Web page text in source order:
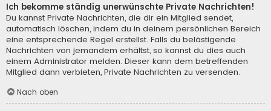
Ich bekomme ständig unerwünschte Private Nachrichten!
Du kannst Private Nachrichten, die dir ein Mitglied sendet,
automatisch löschen, indem du in deinem persönlichen Bereich
eine entsprechende Regel erstellst. Falls du belästigende
Nachrichten von jemandem erhältst, so kannst du dies auch
einem Administrator melden. Dieser kann dem betreffenden
Mitglied dann verbieten, Private Nachrichten zu versenden.
Nach oben